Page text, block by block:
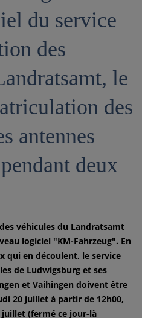
du service
des
le
des
antennes
deux
véhicules du Landratsamt
logiciel "KM-Fahrzeug". En
qui en découlent, le service
de Ludwigsburg et ses
et Vaihingen doivent être
20 juillet à partir de 12h00,
(fermé ce jour-là